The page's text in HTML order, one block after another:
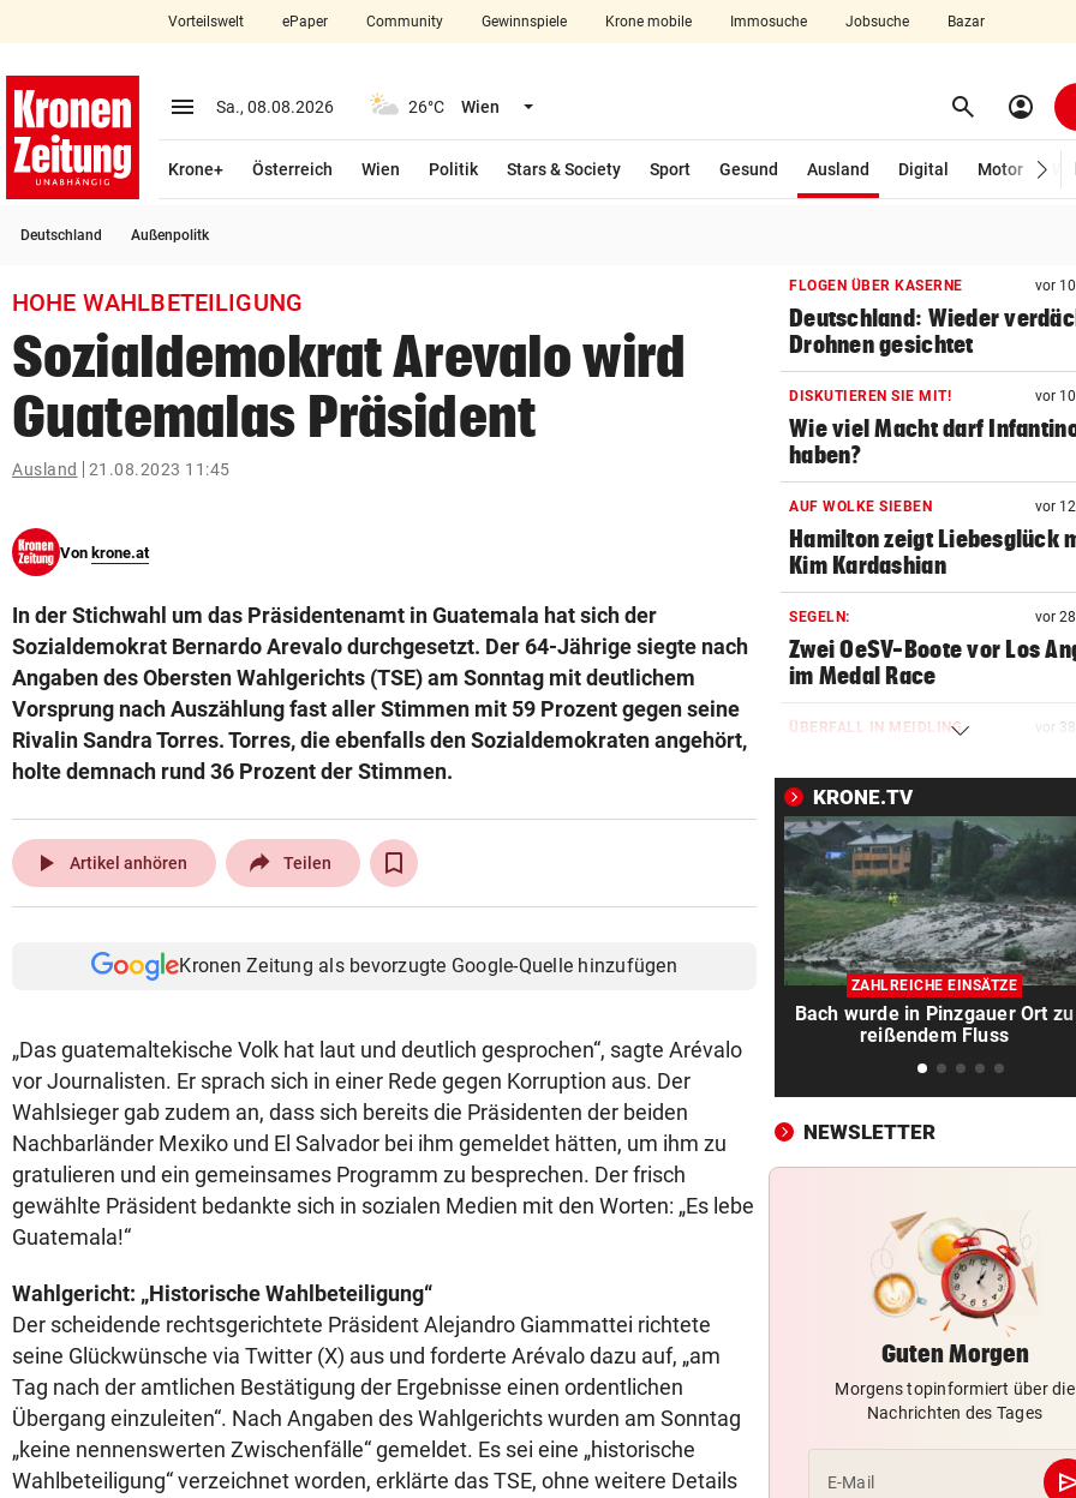
closeSchließen
account_circle Anmelden
arrow_right
Suchbegriff
eingeben
© Krone Multimedia GmbH & Co KG 2026
Vorteilswelt ePaper Community Gewinnspiele Krone mobile Immosuche Jobsuche Bazar
menu Menü aufklappen
Sa., 08.08.2026 26°C Wien Menü aufklappen search Suchen
account_circle
Krone+ Österreich Wien Politik Stars & Society Sport Gesund Ausland
Digital
Motor
Deutschland Außenpolitk
HOHE WAHLBETEILIGUNG
Sozialdemokrat Arevalo wird
Guatemalas Präsident
Ausland 21.08.2023 11:45
Von krone.at
In der Stichwahl um das Präsidentenamt in Guatemala hat sich der
Sozialdemokrat Bernardo Arevalo durchgesetzt. Der 64-Jährige siegte nach
Angaben des Obersten Wahlgerichts (TSE) am Sonntag mit deutlichem
Vorsprung nach Auszählung fast aller Stimmen mit 59 Prozent gegen seine
Rivalin Sandra Torres. Torres, die ebenfalls den Sozialdemokraten angehört,
holte demnach rund 36 Prozent der Stimmen.
play_arrow Artikel anhören Teilen
Kronen Zeitung als bevorzugte Google-Quelle hinzufügen
„Das guatemaltekische Volk hat laut und deutlich gesprochen“, sagte Arévalo
vor Journalisten. Er sprach sich in einer Rede gegen Korruption aus. Der
Wahlsieger gab zudem an, dass sich bereits die Präsidenten der beiden
Nachbarländer Mexiko und El Salvador bei ihm gemeldet hätten, um ihm zu
gratulieren und ein gemeinsames Programm zu besprechen. Der frisch
gewählte Präsident bedankte sich in sozialen Medien mit den Worten: „Es lebe
Guatemala!“
Wahlgericht: „Historische Wahlbeteiligung“
Der scheidende rechtsgerichtete Präsident Alejandro Giammattei richtete
seine Glückwünsche via Twitter (X) aus und forderte Arévalo dazu auf, „am
Tag nach der amtlichen Bestätigung der Ergebnisse einen ordentlichen
Übergang einzuleiten“. Nach Angaben des Wahlgerichts wurden am Sonntag
„keine nennenswerten Zwischenfälle“ gemeldet. Es sei eine „historische
Wahlbeteiligung“ verzeichnet worden, erklärte das TSE, ohne weitere Details
FLOGEN ÜBER KASERNE vor
Deutschland: Wieder
Drohnen gesichtet
DISKUTIEREN SIE MIT! vor
Wie viel Macht darf
haben?
AUF WOLKE SIEBEN vor
Hamilton zeigt Liebesglück
Kim Kardashian
SEGELN: vor
Zwei OeSV-Boote vor Los
im Medal Race
ÜBERFALL IN MEIDLING vor
Gebüsch und würgte sie
NHL-STAR IN GRAZ: vor 40
„Ich habe selbst zu einem
aufgeschaut!“
AUFSTEIGER IM FOKUS vor
Austria Lustenau jagt gegen
Bundesliga-Rekord
Zurück in der Wüste als
Werksfahrer
UMSTRITTENE BESETZUNG vor
Justizminister
TRANSFER-ÜBERRASCHUNG vor 43
Barcelona-Kapitän vor
zum FC Liverpool
PLÖTZLICH VERSCHWUNDEN vor
Bub (4) von Mann (72)
und festgehalten
KRONE.TV
ZAHLREICHE EINSÄTZE
Bach wurde in Pinzgauer Ort zu
reißendem Fluss
NEWSLETTER
Guten Morgen
Morgens topinformiert über die
Nachrichten des Tages
E-Mail